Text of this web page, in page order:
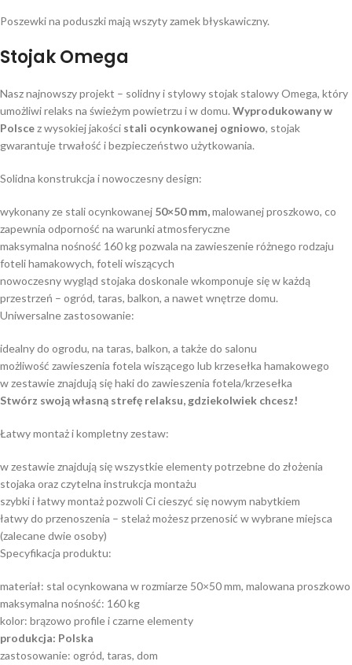
Poszewki na poduszki mają wszyty zamek błyskawiczny.
Stojak Omega
Nasz najnowszy projekt – solidny i stylowy stojak stalowy Omega, który
umożliwi relaks na świeżym powietrzu i w domu.Wyprodukowany w
Polscez wysokiej jakości stali ocynkowanej ogniowo, stojak
gwarantuje trwałość i bezpieczeństwo użytkowania.
Solidna konstrukcja i nowoczesny design:
wykonany ze stali ocynkowanej 50×50 mm,malowanej proszkowo, co
zapewnia odporność na warunki atmosferyczne
maksymalna nośność 160 kg pozwala na zawieszenie różnego rodzaju
foteli hamakowych, foteli wiszących
nowoczesny wygląd stojaka doskonale wkomponuje się w każdą
przestrzeń – ogród, taras, balkon, a nawet wnętrze domu.
Uniwersalne zastosowanie:
idealny do ogrodu, na taras, balkon, a także do salonu
możliwość zawieszenia fotela wiszącego lub krzesełka hamakowego
w zestawie znajdują się haki do zawieszenia fotela/krzesełka
Stwórz swoją własną strefę relaksu, gdziekolwiek chcesz!
Łatwy montaż i kompletny zestaw:
w zestawie znajdują się wszystkie elementy potrzebne do złożenia
stojaka oraz czytelna instrukcja montażu
szybki i łatwy montaż pozwoli Ci cieszyć się nowym nabytkiem
łatwy do przenoszenia – stelaż możesz przenosić w wybrane miejsca
(zalecane dwie osoby)
Specyfikacja produktu:
materiał: stal ocynkowana w rozmiarze 50×50 mm, malowana proszkowo
maksymalna nośność: 160 kg
kolor: brązowo profile i czarne elementy
produkcja: Polska
zastosowanie: ogród, taras, dom